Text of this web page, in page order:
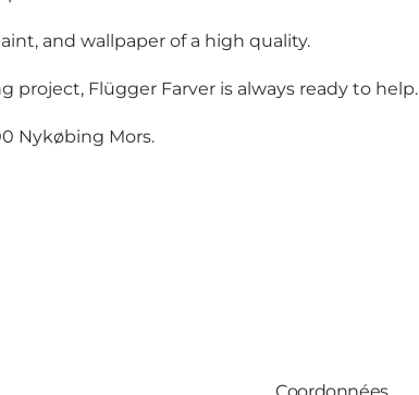
and wallpaper of a high quality.
project, Flügger Farver is always ready to help.
Nykøbing Mors.